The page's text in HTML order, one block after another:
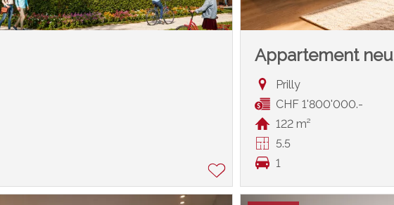
Appartement
Prilly
CHF 1'800'000.-
122 m²
5.5
1